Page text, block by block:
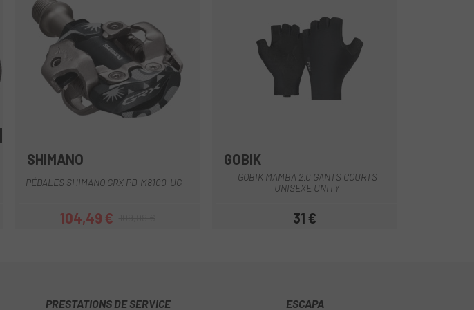
SHIMANO
PÉDALES SHIMANO GRX PD-M8100-UG
Prix
104,49 €Prix habituel
GOBIK
GOBIK MAMBA 2.0 GANTS COURTS
UNISEXE UNITY
Prix
31 €
PRESTATIONS DE SERVICE ESCAPA